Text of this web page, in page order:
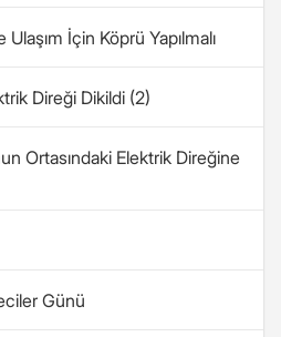
İçin Köprü Yapılmalı
Direği Dikildi (2)
Ortasındaki Elektrik Direğine
Günü